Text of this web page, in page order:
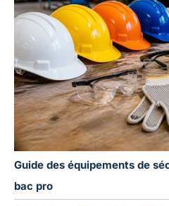
Guide des équipements de
bac pro